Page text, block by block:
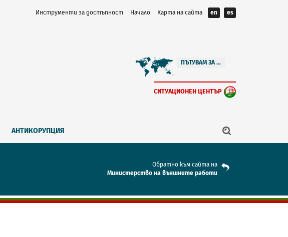
Инструменти за достъпност Начало Карта на сайта en es
ПЪТУВАМ ЗА ...
СИТУАЦИОНЕН ЦЕНТЪР
АНТИКОРУПЦИЯ
Обратно към сайта на
Mинистерство на външните работи